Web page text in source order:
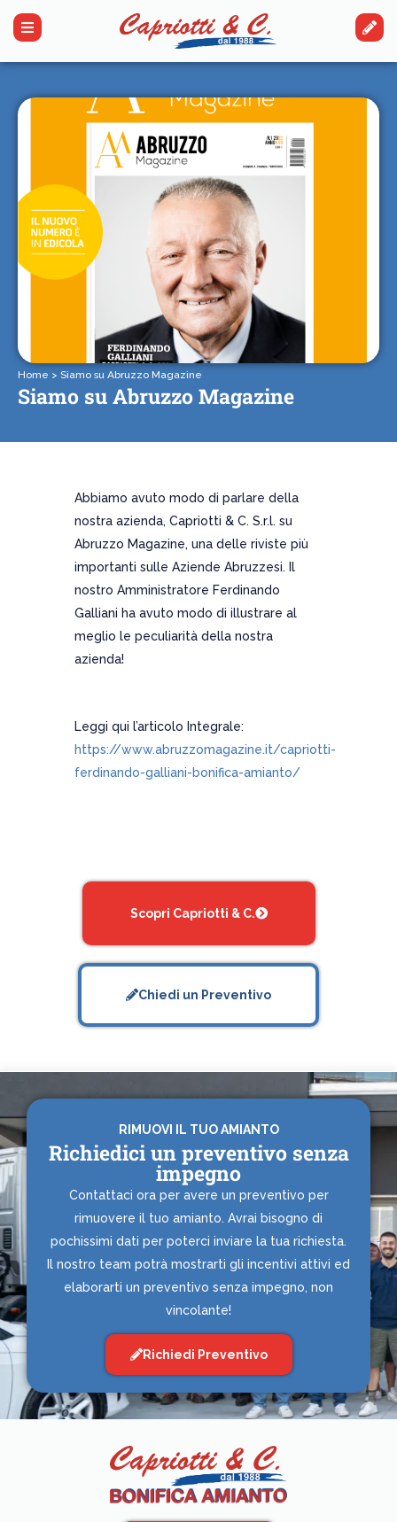
Home > Siamo su Abruzzo Magazine
Siamo su Abruzzo Magazine
Abbiamo avuto modo di parlare della
nostra azienda, Capriotti & C. S.r.l. su
Abruzzo Magazine, una delle riviste più
importanti sulle Aziende Abruzzesi. Il
nostro Amministratore Ferdinando
Galliani ha avuto modo di illustrare al
meglio le peculiarità della nostra
azienda!
Leggi qui l’articolo Integrale:
https://www.abruzzomagazine.it/capriotti-
ferdinando-galliani-bonifica-amianto/
Scopri Capriotti & C.
Chiedi un Preventivo
RIMUOVI IL TUO AMIANTO
Richiedici un preventivo senza
impegno
Contattaci ora per avere un preventivo per
rimuovere il tuo amianto. Avrai bisogno di
pochissimi dati per poterci inviare la tua richiesta.
Il nostro team potrà mostrarti gli incentivi attivi ed
elaborarti un preventivo senza impegno, non
vincolante!
Richiedi Preventivo